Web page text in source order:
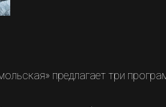
предлагает три